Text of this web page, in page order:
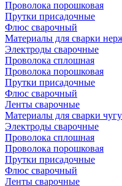
Проволока порошковая
Прутки присадочные
Флюс сварочный
Материалы для сварки
Электроды сварочные
Проволока сплошная
Проволока порошковая
Прутки присадочные
Флюс сварочный
Ленты сварочные
Материалы для сварки
Электроды сварочные
Проволока сплошная
Проволока порошковая
Прутки присадочные
Флюс сварочный
Ленты сварочные